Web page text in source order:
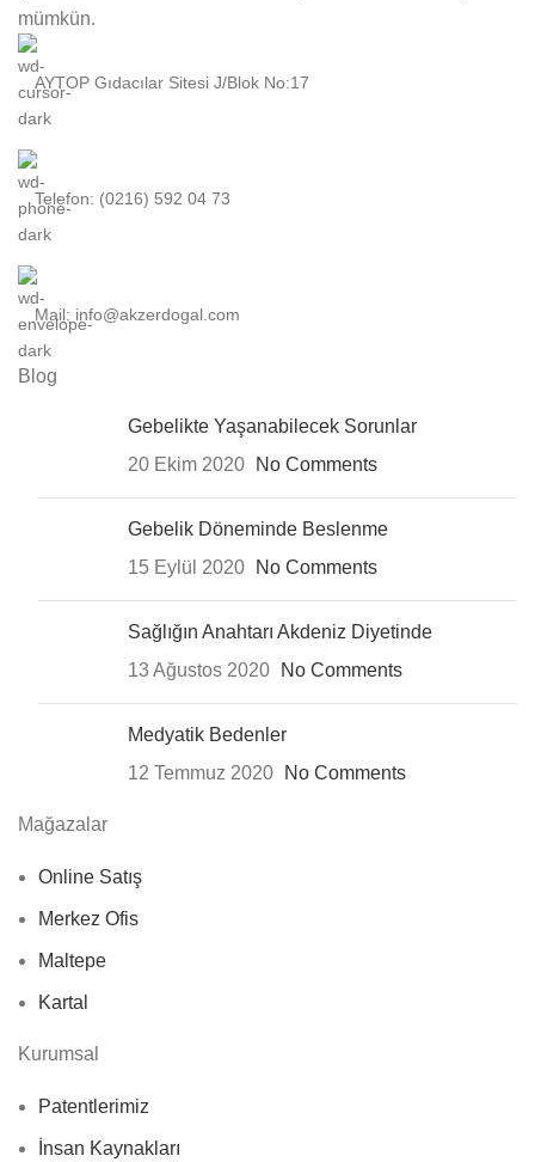
mümkün.
AYTOP Gıdacılar Sitesi J/Blok No:17
Telefon: (0216) 592 04 73
Mail: info@akzerdogal.com
Blog
Gebelikte Yaşanabilecek Sorunlar
20 Ekim 2020
No Comments
Gebelik Döneminde Beslenme
15 Eylül 2020
No Comments
Sağlığın Anahtarı Akdeniz Diyetinde
13 Ağustos 2020
No Comments
Medyatik Bedenler
12 Temmuz 2020
No Comments
Mağazalar
Online Satış
Merkez Ofis
Maltepe
Kartal
Kurumsal
Patentlerimiz
İnsan Kaynakları